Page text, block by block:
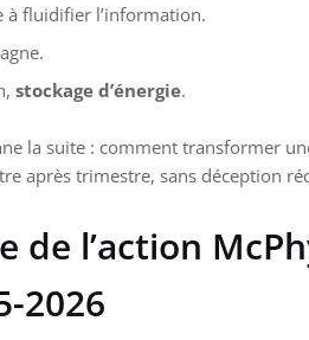
à fluidifier l’information.
stockage d’énergie.
la suite : comment transformer
après trimestre, sans déception
de l’action
2026